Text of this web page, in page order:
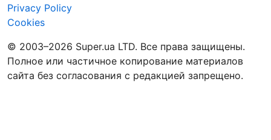
Privacy Policy
Cookies
© 2003–2026 Super.ua LTD. Все права защищены.
Полное или частичное копирование материалов
сайта без согласования с редакцией запрещено.